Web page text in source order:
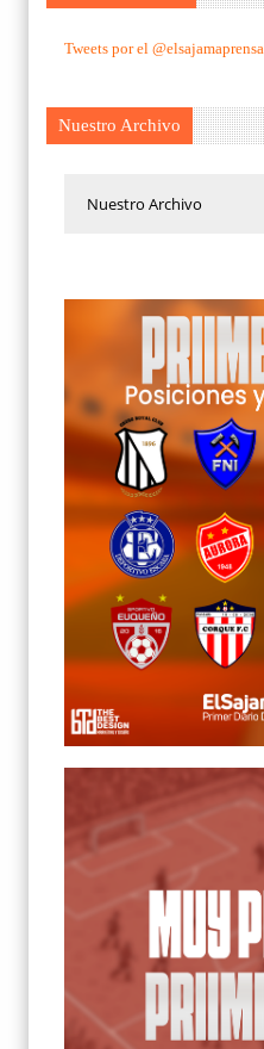
Tweets por el @elsajamaprensa.
Nuestro Archivo